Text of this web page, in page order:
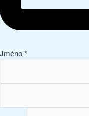
Jméno *